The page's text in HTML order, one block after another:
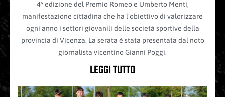
4^ edizione del Premio Romeo e Umberto Menti,
manifestazione cittadina che ha l’obiettivo di valorizzare
ogni anno i settori giovanili delle società sportive della
provincia di Vicenza. La serata è stata presentata dal noto
giornalista vicentino Gianni Poggi.
LEGGI TUTTO